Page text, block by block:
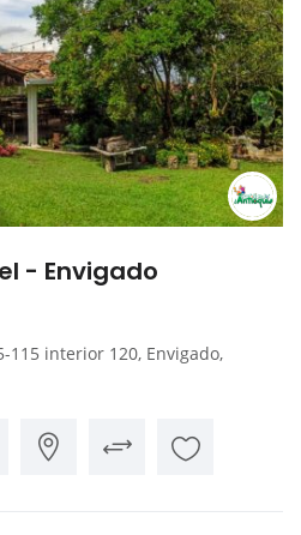
- Envigado
115 interior 120, Envigado,